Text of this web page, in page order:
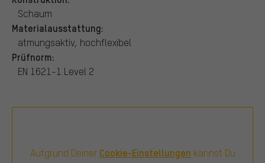
Schaum
Materialausstattung:
atmungsaktiv, hochflexibel
Prüfnorm:
EN 1621-1 Level 2
Aufgrund Deiner Cookie-Einstellungen kannst Du